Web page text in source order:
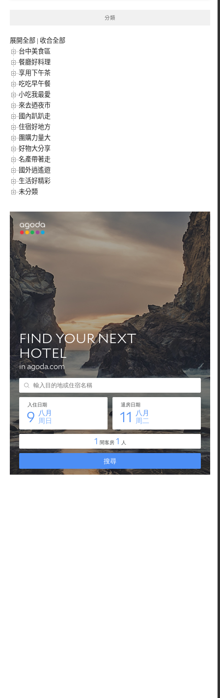
分類
展開全部 | 收合全部
台中美食區
餐廳好料理
享用下午茶
吃吃早午餐
小吃我最愛
來去迺夜市
國內趴趴走
住宿好地方
團購力量大
好物大分享
名產帶著走
國外逍遙遊
生活好精彩
未分類